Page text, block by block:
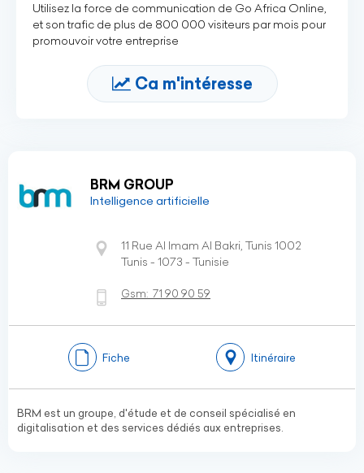
Utilisez la force de communication de Go Africa Online,
et son trafic de plus de 800 000 visiteurs par mois pour
promouvoir votre entreprise
Ca m'intéresse
BRM GROUP
Intelligence artificielle
11 Rue Al Imam Al Bakri, Tunis 1002
Tunis - 1073 - Tunisie
Gsm: 71 90 90 59
Fiche Itinéraire
BRM est un groupe, d'étude et de conseil spécialisé en
digitalisation et des services dédiés aux entreprises.